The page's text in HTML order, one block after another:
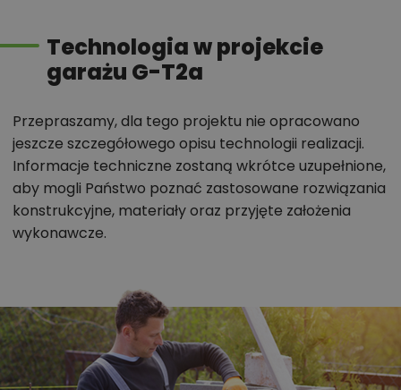
Technologia w projekcie
garażu G-T2a
Przepraszamy, dla tego projektu nie opracowano
jeszcze szczegółowego opisu technologii realizacji.
Informacje techniczne zostaną wkrótce uzupełnione,
aby mogli Państwo poznać zastosowane rozwiązania
konstrukcyjne, materiały oraz przyjęte założenia
wykonawcze.